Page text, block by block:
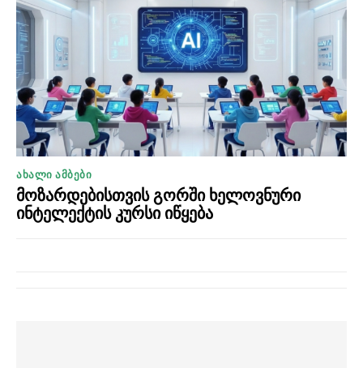
ᲐᲮᲐᲚᲘ ᲐᲛᲑᲔᲑᲘ
მოზარდებისთვის გორში ხელოვნური
ინტელექტის კურსი იწყება